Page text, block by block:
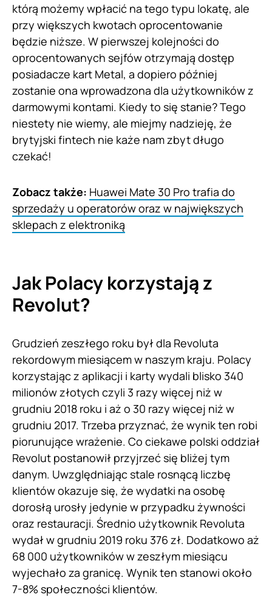
którą możemy wpłacić na tego typu lokatę, ale
przy większych kwotach oprocentowanie
będzie niższe. W pierwszej kolejności do
oprocentowanych sejfów otrzymają dostęp
posiadacze kart Metal, a dopiero później
zostanie ona wprowadzona dla użytkowników z
darmowymi kontami. Kiedy to się stanie? Tego
niestety nie wiemy, ale miejmy nadzieję, że
brytyjski fintech nie każe nam zbyt długo
czekać!
Zobacz także: Huawei Mate 30 Pro trafia do
sprzedaży u operatorów oraz w największych
sklepach z elektroniką
Jak Polacy korzystają z
Revolut?
Grudzień zeszłego roku był dla Revoluta
rekordowym miesiącem w naszym kraju. Polacy
korzystając z aplikacji i karty wydali blisko 340
milionów złotych czyli 3 razy więcej niż w
grudniu 2018 roku i aż o 30 razy więcej niż w
grudniu 2017. Trzeba przyznać, że wynik ten robi
piorunujące wrażenie. Co ciekawe polski oddział
Revolut postanowił przyjrzeć się bliżej tym
danym. Uwzględniając stale rosnącą liczbę
klientów okazuje się, że wydatki na osobę
dorosłą urosły jedynie w przypadku żywności
oraz restauracji. Średnio użytkownik Revoluta
wydał w grudniu 2019 roku 376 zł. Dodatkowo aż
68 000 użytkowników w zeszłym miesiącu
wyjechało za granicę. Wynik ten stanowi około
7-8% społeczności klientów.